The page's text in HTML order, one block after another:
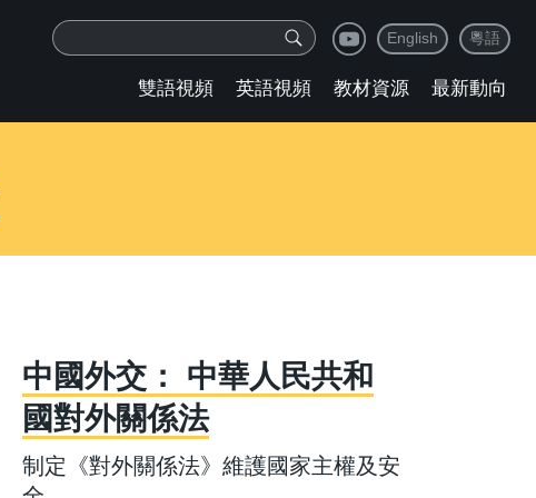
English 粵語
雙語視頻 英語視頻 教材資源 最新動向
中國外交： 中華人民共和
國對外關係法
制定《對外關係法》維護國家主權及安